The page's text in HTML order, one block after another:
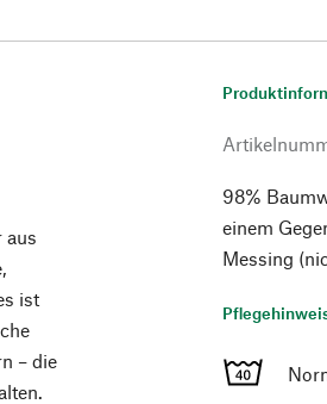
aus
ist
– die
98%
einem
Messing